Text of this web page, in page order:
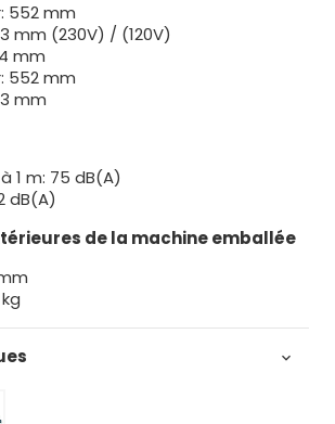
552 mm
mm (230V) / (120V)
mm
552 mm
mm
1 m: 75 dB(A)
dB(A)
de la machine emballée
